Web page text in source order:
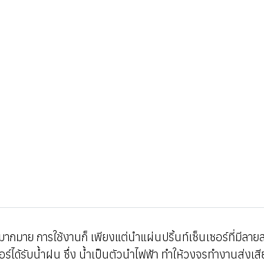
กมาย การใช้งานก็ เพียงแต่นำแผ่นปริ้นท์เซ็นเซอร์ที่มีลา
ด้รับน้ำฝน ซึ่ง น้ำเป็นตัวนำไฟฟ้า ทำให้วงจรทำงานส่งเ